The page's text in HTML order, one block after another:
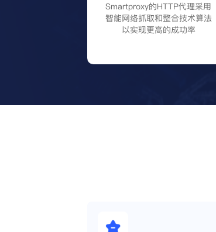
Smartproxy的HTTP代理采用
智能网络抓取和整合技术算法
以实现更高的成功率